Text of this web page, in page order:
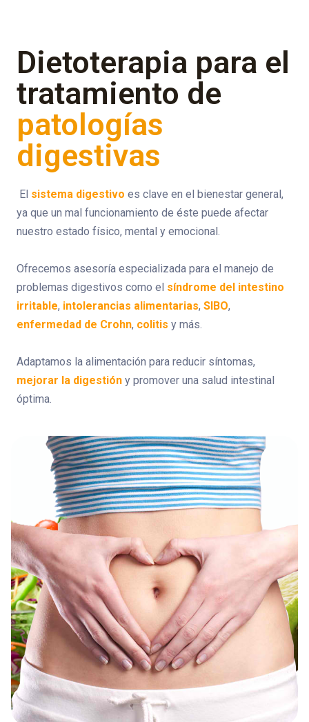
Dietoterapia para el
tratamiento de
patologías
digestivas
El sistema digestivo es clave en el bienestar general,
ya que un mal funcionamiento de éste puede afectar
nuestro estado físico, mental y emocional.
Ofrecemos asesoría especializada para el manejo de
problemas digestivos como el síndrome del intestino
irritable, intolerancias alimentarias, SIBO,
enfermedad de Crohn, colitis y más.
Adaptamos la alimentación para reducir síntomas,
mejorar la digestión y promover una salud intestinal
óptima.